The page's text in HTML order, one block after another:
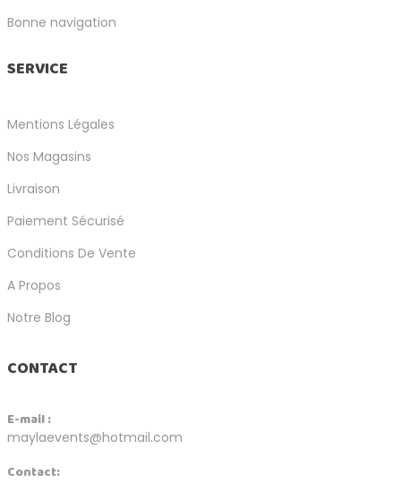
Bonne navigation
SERVICE
Mentions Légales
Nos Magasins
Livraison
Paiement Sécurisé
Conditions De Vente
A Propos
Notre Blog
CONTACT
E-mail :
maylaevents@hotmail.com
Contact: